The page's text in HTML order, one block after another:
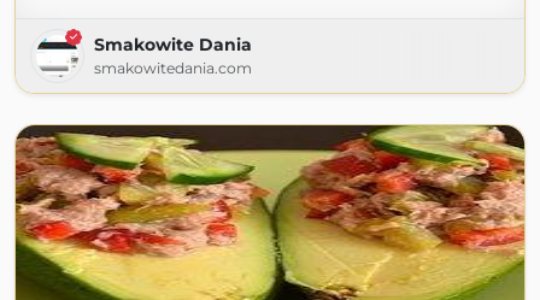
Smakowite Dania
smakowitedania.com